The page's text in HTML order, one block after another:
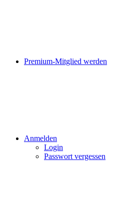
Premium-Mitglied werden
Anmelden
Login
Passwort vergessen